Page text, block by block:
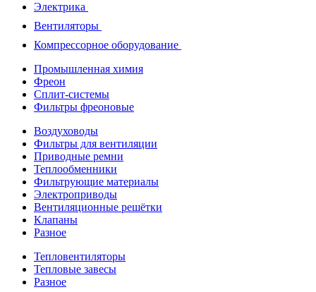
Электрика
Вентиляторы
Компрессорное оборудование
Промышленная химия
Фреон
Сплит-системы
Фильтры фреоновые
Воздуховоды
Фильтры для вентиляции
Приводные ремни
Теплообменники
Фильтрующие материалы
Электроприводы
Вентиляционные решётки
Клапаны
Разное
Тепловентиляторы
Тепловые завесы
Разное